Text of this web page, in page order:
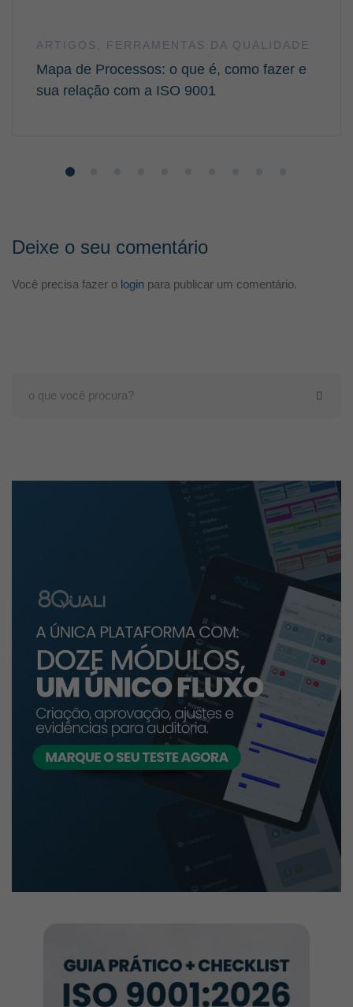
ARTIGOS FERRAMENTAS DA QUALIDADE
Mapa de Processos: o que é, como fazer e
sua relação com a ISO 9001
Deixe o seu comentário
Você precisa fazer o login para publicar um comentário.